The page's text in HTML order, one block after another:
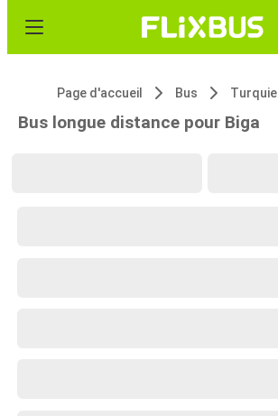
Page d'accueil Bus Turquie
Bus longue distance pour Biga